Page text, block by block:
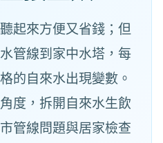
起來方便又省錢；但
管線到家中水塔，每
的自來水出現變數。
度，拆開自來水生飲
管線問題與居家檢查